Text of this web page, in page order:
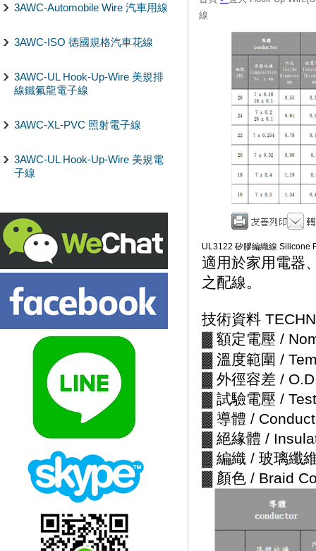
3AWC-Automobile Wire 汽車用線
3AWC-ISO 德國規格汽車花線
3AWC-UL Hook-Up-Wire 美規排
線鐵氟龍電子線
3AWC-XL-PVC 照射電子線
3AWC-UL Hook-Up-Wire 美規電
子線
線
UL3122 矽膠編織線 Silicone
適用於家用電器
之配線。
技術資料
▓ 額定電壓 /
▓ 溫度範圍 /
▓ 外徑容差 /
▓ 試驗電壓 /
▓ 導體 /
▓ 絕緣體 /
▓ 編織 / 玻璃纖
▓ 顏色 / Braid